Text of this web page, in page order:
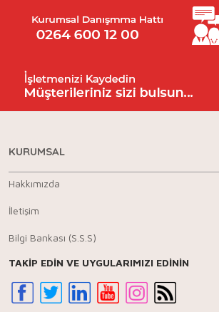
KURUMSAL
Hakkımızda
İletişim
Bilgi Bankası (S.S.S)
TAKİP EDİN VE UYGULARIMIZI EDİNİN